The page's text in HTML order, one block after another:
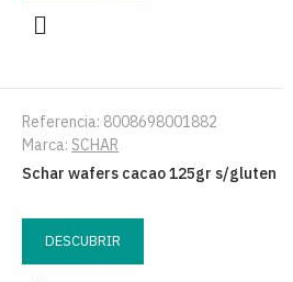
Referencia: 8008698001882
Marca: SCHAR
Schar wafers cacao 125gr s/gluten
DESCUBRIR